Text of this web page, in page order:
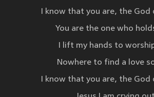
I know that you are, the God
You are the one who
I lift my hands to
Nowhere to find a love
I know that you are, the God